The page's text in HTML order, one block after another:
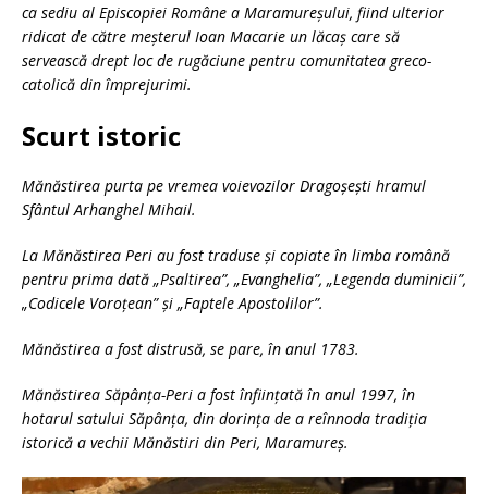
ca sediu al Episcopiei Române a Maramureșului, fiind ulterior
ridicat de către meșterul Ioan Macarie un lăcaș care să
servească drept loc de rugăciune pentru comunitatea greco-
catolică din împrejurimi.
Scurt istoric
Mănăstirea purta pe vremea voievozilor Dragoșești hramul
Sfântul Arhanghel Mihail.
La Mănăstirea Peri au fost traduse și copiate în limba română
pentru prima dată „Psaltirea”, „Evanghelia”, „Legenda duminicii”,
„Codicele Voroțean” și „Faptele Apostolilor”.
Mănăstirea a fost distrusă, se pare, în anul 1783.
Mănăstirea Săpânța-Peri a fost înființată în anul 1997, în
hotarul satului Săpânța, din dorința de a reînnoda tradiția
istorică a vechii Mănăstiri din Peri, Maramureș.